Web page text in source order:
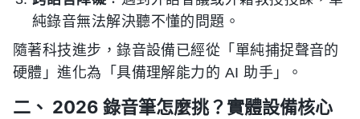
純錄音無法解決聽不懂的問題。
隨著科技進步，錄音設備已經從「單純捕捉聲音的
硬體」進化為「具備理解能力的 AI 助手」。
二、 2026 錄音筆怎麼挑？實體設備核心